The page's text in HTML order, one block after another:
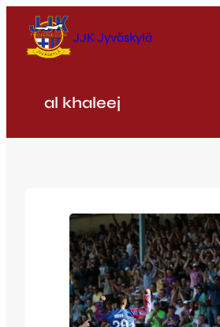
sisältöön
JJK Jyväskylä
al khaleej